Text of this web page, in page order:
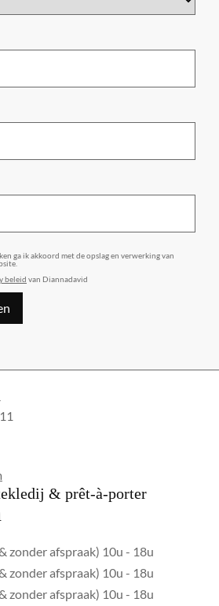
ga ik akkoord met de opslag en verwerking van
beleid van Diannadavid
& prêt-à-porter
zonder afspraak) 10u - 18u
zonder afspraak) 10u - 18u
zonder afspraak) 10u - 18u